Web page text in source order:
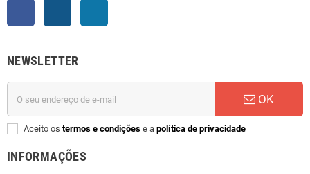
NEWSLETTER
OK
Aceito os termos e condições e a política de privacidade
INFORMAÇÕES